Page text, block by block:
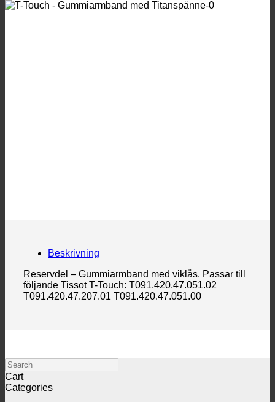
Beskrivning
Reservdel – Gummiarmband med viklås. Passar till
följande Tissot T-Touch: T091.420.47.051.02
T091.420.47.207.01 T091.420.47.051.00
Search
Cart
Categories